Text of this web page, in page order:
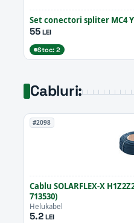
Set conectori spliter MC4 Y
55LEI
Stoc: 2
Cabluri:
#2098
Cablu SOLARFLEX-X
713530)
Helukabel
5.2LEI